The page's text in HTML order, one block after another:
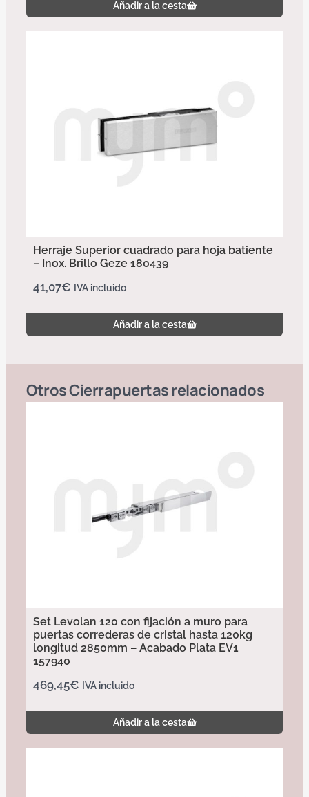
Añadir a la cesta
Herraje Superior cuadrado para hoja batiente
– Inox. Brillo Geze 180439
41,07€ IVA incluido
Añadir a la cesta
OtrosCierrapuertasrelacionados
Set Levolan 120 con fijación a muro para
puertas correderas de cristal hasta 120kg
longitud 2850mm – Acabado Plata EV1
157940
469,45€ IVA incluido
Añadir a la cesta